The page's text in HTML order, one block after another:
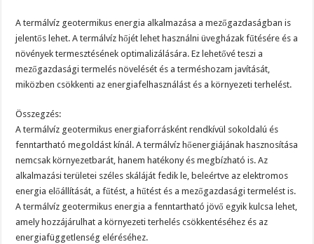
A termálvíz geotermikus energia alkalmazása a mezőgazdaságban is
jelentős lehet. A termálvíz hőjét lehet használni üvegházak fűtésére és a
növények termesztésének optimalizálására. Ez lehetővé teszi a
mezőgazdasági termelés növelését és a terméshozam javítását,
miközben csökkenti az energiafelhasználást és a környezeti terhelést.
Összegzés:
A termálvíz geotermikus energiaforrásként rendkívül sokoldalú és
fenntartható megoldást kínál. A termálvíz hőenergiájának hasznosítása
nemcsak környezetbarát, hanem hatékony és megbízható is. Az
alkalmazási területei széles skáláját fedik le, beleértve az elektromos
energia előállítását, a fűtést, a hűtést és a mezőgazdasági termelést is.
A termálvíz geotermikus energia a fenntartható jövő egyik kulcsa lehet,
amely hozzájárulhat a környezeti terhelés csökkentéséhez és az
energiafüggetlenség eléréséhez.